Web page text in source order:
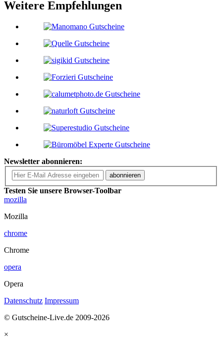
Weitere Empfehlungen
Newsletter abonnieren:
abonnieren
Testen Sie unsere Browser-Toolbar
mozilla
Mozilla
chrome
Chrome
opera
Opera
Datenschutz Impressum
© Gutscheine-Live.de 2009-2026
×